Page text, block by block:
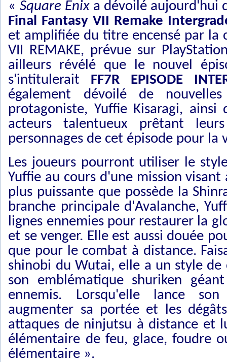
« Square Enixa dévoilé aujourd'hui
Final Fantasy VII Remake
et amplifiée du titre encensé par la
VII REMAKE, prévue sur
ailleurs révélé que le nouvel
s'intitulerait FF7R EPISODE
également dévoilé de
protagoniste, Yuffie Kisaragi,
acteurs talentueux prêtant
personnages de cet épisode pour la
Les joueurs pourront utiliser le
Yuffie au cours d'une mission
plus puissante que possède la
branche principale d'Avalanche,
lignes ennemies pour restaurer la
et se venger. Elle est aussi douée
que pour le combat à distance.
shinobi du Wutai, elle a un style de
son emblématique shuriken
ennemis. Lorsqu'elle lance
augmenter sa portée et les
attaques de ninjutsu à distance et
élémentaire de feu, glace, foudre
élémentaire ».